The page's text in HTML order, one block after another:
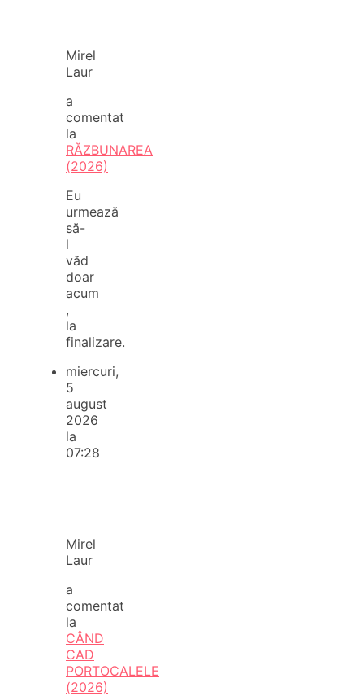
Mirel
Laur
a
comentat
la
RĂZBUNAREA
(2026)
Eu
urmează
să-
l
văd
doar
acum
,
la
finalizare.
miercuri,
5
august
2026
la
07:28
Mirel
Laur
a
comentat
la
CÂND
CAD
PORTOCALELE
(2026)